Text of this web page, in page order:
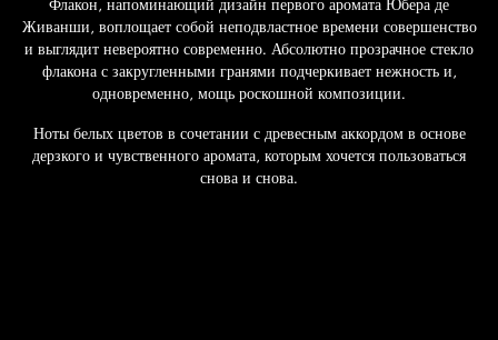
Флакон, напоминающий дизайн первого аромата Юбера де
Живанши, воплощает собой неподвластное времени совершенство
и выглядит невероятно современно. Абсолютно прозрачное стекло
флакона с закругленными гранями подчеркивает нежность и,
одновременно, мощь роскошной композиции.
Ноты белых цветов в сочетании с древесным аккордом в основе
дерзкого и чувственного аромата, которым хочется пользоваться
снова и снова.